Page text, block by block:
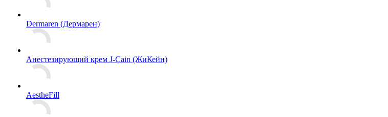
Dermaren (Дермарен)
Анестезирующий крем J-Cain (ЖиКейн)
AestheFill